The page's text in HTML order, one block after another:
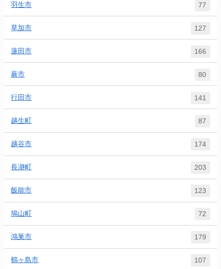
羽生市 77
草加市 127
蓮田市 166
蕨市 80
行田市 141
越生町 87
越谷市 174
長瀞町 203
飯能市 123
鳩山町 72
鴻巣市 179
鶴ヶ島市 107